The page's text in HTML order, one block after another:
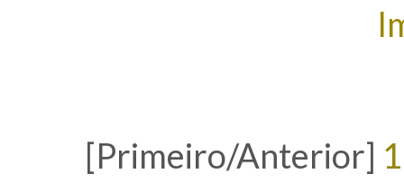
[Primeiro/Anterior] 1